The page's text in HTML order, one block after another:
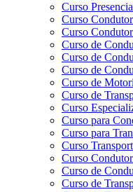
Curso
Curso
Curso
Curso de
Curso de
Curso de
Curso de
Curso de
Curso
Curso para
Curso para
Curso
Curso
Curso de
Curso de